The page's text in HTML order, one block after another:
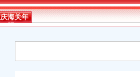
海关年
报